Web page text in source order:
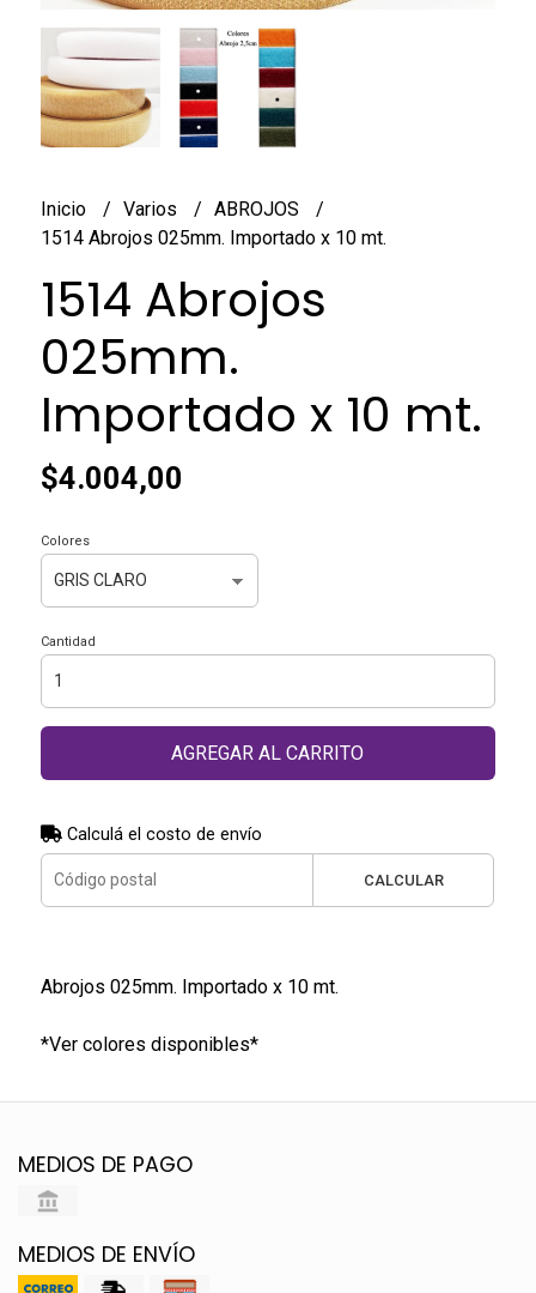
Inicio Varios
ABROJOS
1514 Abrojos 025mm. Importado x 10 mt.
1514 Abrojos
025mm.
Importado x 10 mt.
$4.004,00
Colores
Cantidad
AGREGAR AL CARRITO
Calculá el costo de envío
CALCULAR
Abrojos 025mm. Importado x 10 mt.
*Ver colores disponibles*
MEDIOS DE PAGO
MEDIOS DE ENVÍO